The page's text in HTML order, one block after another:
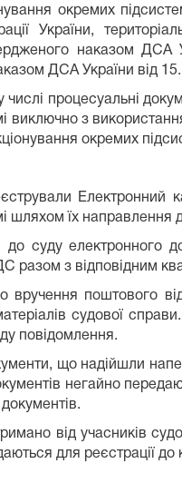
окремих
України,
наказом
ДСА України від
процесуальні
виключно з
окремих
Електронний
шляхом їх направлення
до суду електронного
разом з відповідним
вручення поштового
судової
повідомлення.
що надійшли
негайно
від учасників
для реєстрації до